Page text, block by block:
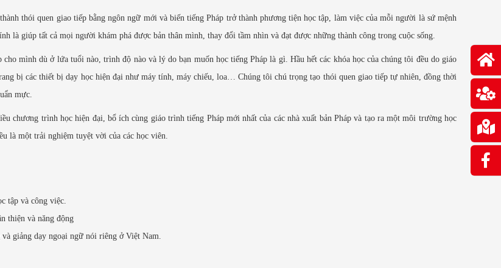
thói quen giao tiếp bằng ngôn ngữ mới và biến tiếng Pháp trở thành phương tiện học tập, làm việc của mỗi người là sứ mệnh
là giúp tất cả mọi người khám phá được bản thân mình, thay đổi tầm nhìn và đạt được những thành công trong cuộc sống.
mình dù ở lứa tuổi nào, trình độ nào và lý do bạn muốn học tiếng Pháp là gì. Hầu hết các khóa học của chúng tôi đều do giáo
bị các thiết bị dạy học hiện đại như máy tính, máy chiếu, loa… Chúng tôi chú trọng tạo thói quen giao tiếp tự nhiên, đồng thời
mực.
chương trình học hiện đại, bổ ích cùng giáo trình tiếng Pháp mới nhất của các nhà xuất bản Pháp và tạo ra một môi trường học
là một trải nghiệm tuyệt vời của các học viên.
tập và công việc.
thiện và năng động
giảng dạy ngoại ngữ nói riêng ở Việt Nam.